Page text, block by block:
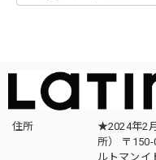
住所
★2024年2
所） 〒
ルトマンイ